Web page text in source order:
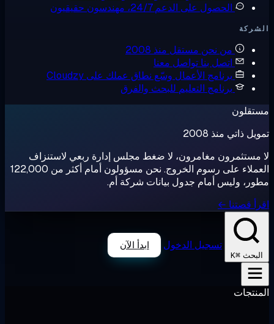
على الدعم 24/7، مهندسون حقيقيون
نحن
مستقل منذ 2008
بنا
تواصل معنا
الأعمال وسّع نطاق عملك على Cloudzy
التعليمللبحث والفرق
2008
مغامرون، لا ضغط مجلس إدارة ربعي لاستنزاف
العملاء على رسوم الخروج. نحن مسؤولون أمام أكثر من 122,000
أمام جدول بيانات شركة أم.
←
تسجيل الدخول ابدأ الآن